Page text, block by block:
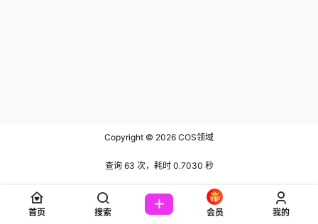
Copyright © 2026 COS领域
查询 63 次，耗时 0.7030 秒
首页 搜索 会员 我的